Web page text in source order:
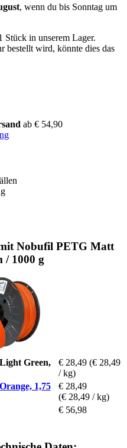
, wenn du bis Sonntag um
Stück in unserem Lager.
bestellt wird, könnte dies das
ab € 54,90
Nobufil PETG Matt
/ 1000 g
Green,
€ 28,49 (€ 28,49
/ kg)
1,75
€ 28,49
(€ 28,49 / kg)
€ 56,98